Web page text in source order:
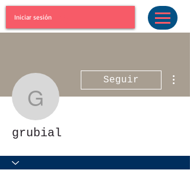
Iniciar sesión
grubial
Seguir
grubial